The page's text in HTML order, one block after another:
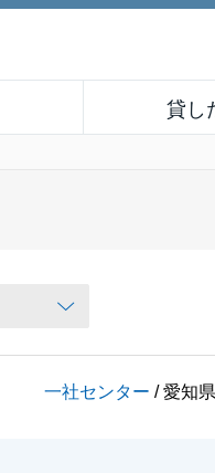
貸し
一社センター / 愛知